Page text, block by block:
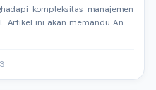
kompleksitas manajemen
Artikel ini akan memandu Anda
dan menjalankan ERP agar